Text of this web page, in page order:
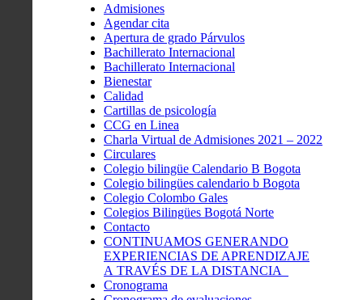
Admisiones
Agendar cita
Apertura de grado Párvulos
Bachillerato Internacional
Bachillerato Internacional
Bienestar
Calidad
Cartillas de psicología
CCG en Linea
Charla Virtual de Admisiones 2021 – 2022
Circulares
Colegio bilingüe Calendario B Bogota
Colegio bilingües calendario b Bogota
Colegio Colombo Gales
Colegios Bilingües Bogotá Norte
Contacto
CONTINUAMOS GENERANDO
EXPERIENCIAS DE APRENDIZAJE
A TRAVÉS DE LA DISTANCIA
Cronograma